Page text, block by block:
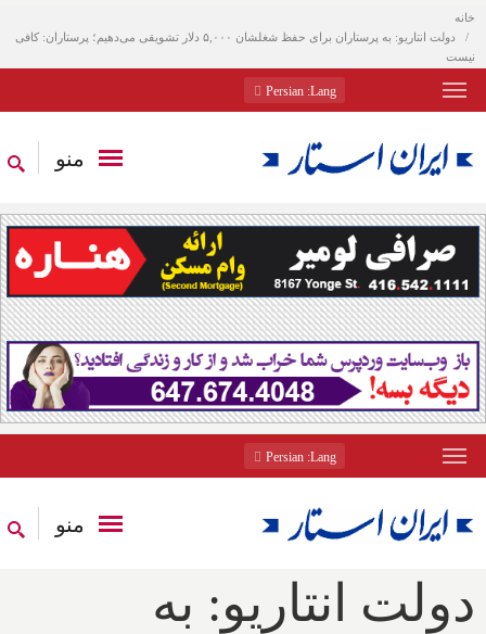
خانه
دولت انتاریو: به پرستاران برای حفظ شغلشان ۵,۰۰۰ دلار تشویقی می‌دهیم؛ پرستاران: کافی
نیست
Lang
: Persian
منو
Lang
: Persian
منو
دولت انتاریو: به